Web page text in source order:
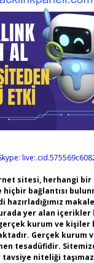
sitesi, herhangi bir
hiçbir bağlantısı
hazırladığımız
yer alan
kurum ve kişiler
Gerçek kurum
tesadüfidir.
niteliği